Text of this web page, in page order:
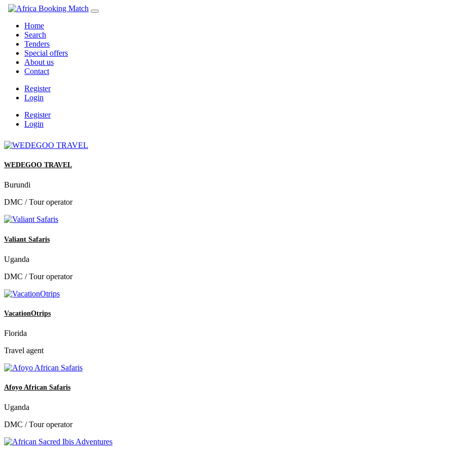
Home
Search
Tenders
Special offers
About us
Contact
Register
Login
Register
Login
WEDEGOO TRAVEL
Burundi
DMC / Tour operator
Valiant Safaris
Uganda
DMC / Tour operator
VacationOtrips
Florida
Travel agent
Afoyo African Safaris
Uganda
DMC / Tour operator